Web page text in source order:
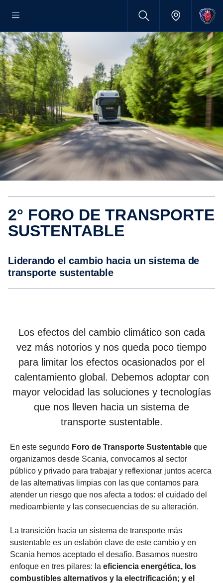
2° FORO DE TRANSPORTE
SUSTENTABLE
Liderando el cambio hacia un sistema de
transporte sustentable
Los efectos del cambio climático son cada
vez más notorios y nos queda poco tiempo
para limitar los efectos ocasionados por el
calentamiento global. Debemos adoptar con
mayor velocidad las soluciones y tecnologías
que nos lleven hacia un sistema de
transporte sustentable.
En este segundo Foro de Transporte Sustentable que
organizamos desde Scania, convocamos al sector
público y privado para trabajar y reflexionar juntos acerca
de las alternativas limpias con las que contamos para
atender un riesgo que nos afecta a todos: el cuidado del
medioambiente y las consecuencias de su alteración.
La transición hacia un sistema de transporte más
sustentable es un eslabón clave de este cambio y en
Scania hemos aceptado el desafío. Basamos nuestro
enfoque en tres pilares: la eficiencia energética, los
combustibles alternativos y la electrificación; y el